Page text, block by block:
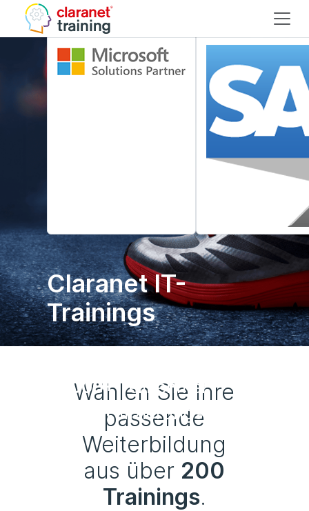
Claranet IT-
Trainings
10.000+Teilnehmer
Zertifizierungspfade
Wählen Sie Ihre
passende
Weiterbildung
aus über 200
Trainings.